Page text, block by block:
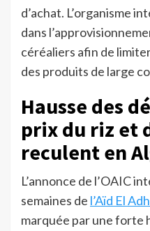
d’achat. L’organisme
dans
céréaliers afin de
des produits de large
Hausse des
prix du riz et
reculent en
L’annonce de l’OAIC
semaines de l’Aïd El
marquée par une forte